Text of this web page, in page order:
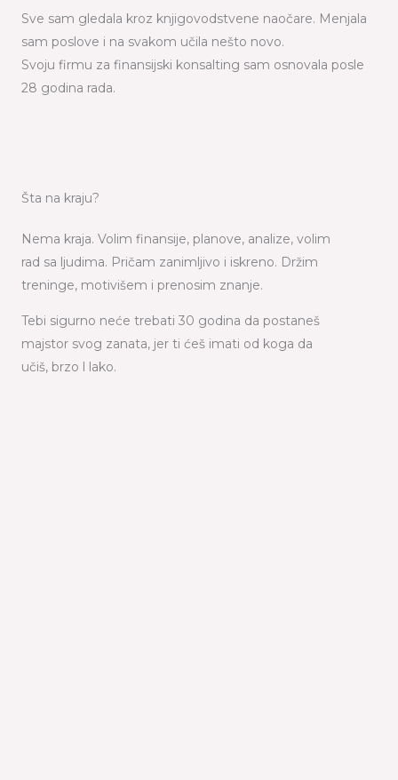
Sve sam gledala kroz knjigovodstvene naočare. Menjala
sam poslove i na svakom učila nešto novo.
Svoju firmu za finansijski konsalting sam osnovala posle
28 godina rada.
Šta na kraju?
Nema kraja. Volim finansije, planove, analize, volim
rad sa ljudima. Pričam zanimljivo i iskreno. Držim
treninge, motivišem i prenosim znanje.
Tebi sigurno neće trebati 30 godina da postaneš
majstor svog zanata, jer ti ćeš imati od koga da
učiš, brzo l lako.